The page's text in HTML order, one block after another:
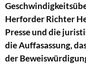
Herforder Richter
Presse und die
die Auffasassung,
der